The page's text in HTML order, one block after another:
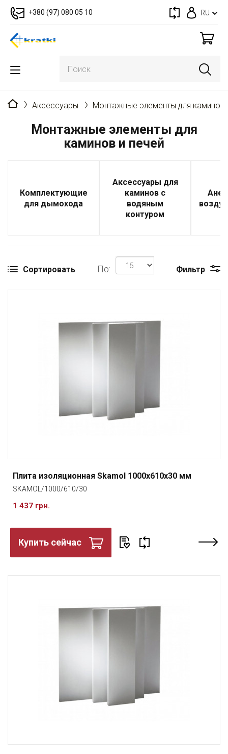
+380 (97) 080 05 10 RU
Главная
Аксессуары Монтажные элементы для каминов
Монтажные элементы для
каминов и печей
Комплектующие
для дымохода
Аксессуары для
каминов с
водяным
контуром
Сортировать По: Фильтр
Плита изоляционная Skamol 1000x610x30 мм
SKAMOL/1000/610/30
1 437 грн.
Купить сейчас